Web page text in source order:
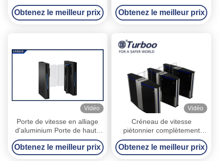
la communauté / du bureau
largeur 600-900mm capteur
infrarouge et code QR
Obtenez le meilleur prix
créneau de vitesse d'entrée
pour le piéton
Obtenez le meilleur prix
Vidéo
Porte de vitesse en alliage
d'aluminium Porte de haute
sécurité Systèmes de servo-
moteur Pour les immeubles
de bureaux à l'intérieur
Obtenez le meilleur prix
Vidéo
Créneau de vitesse
piétonnier complètement
automatique de 500 du watt
24V tourniquets optiques de
barrière
Obtenez le meilleur prix